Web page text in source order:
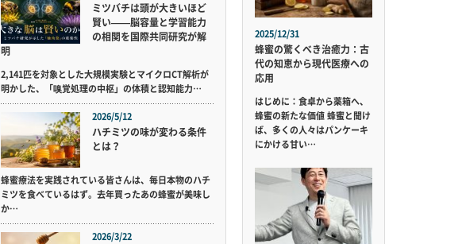
ミツバチは頭が大きいほど
賢い——脳容量と学習能力
の相関を国際共同研究が解
明
2,141匹を対象とした大規模実験とマイクロCT解析が
明かした、「嗅覚処理の中枢」の体積と認知能力…
2026/5/12
ハチミツの味が変わる条件
とは？
蜂蜜療法を実践されている皆さんは、毎日本物のハチ
ミツを食べているはず。去年買ったあの蜂蜜が美味し
か…
2026/3/22
2025/12/31
蜂蜜の驚くべき治癒力：古
代の知恵から現代医療への
応用
はじめに：食卓から薬箱へ、
蜂蜜の新たな価値 蜂蜜と聞け
ば、多くの人々はパンケーキ
にかける甘い…